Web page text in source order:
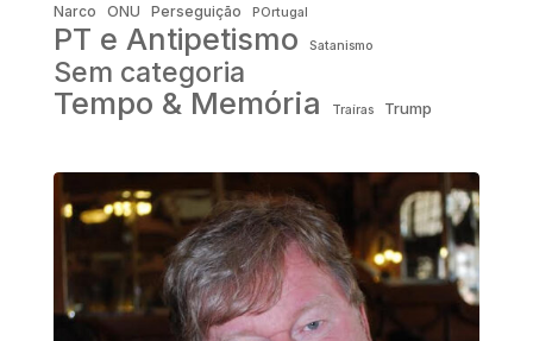
Narco ONU Perseguição POrtugal
PT e Antipetismo Satanismo
Sem categoria
Tempo & Memória Traíras Trump